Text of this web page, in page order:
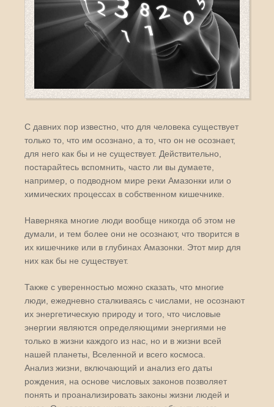
С давних пор известно, что для человека существует
только то, что им осознано, а то, что он не осознает,
для него как бы и не существует. Действительно,
постарайтесь вспомнить, часто ли вы думаете,
например, о подводном мире реки Амазонки или о
химических процессах в собственном кишечнике.
Наверняка многие люди вообще никогда об этом не
думали, и тем более они не осознают, что творится в
их кишечнике или в глубинах Амазонки. Этот мир для
них как бы не существует.
Также с уверенностью можно сказать, что многие
люди, ежедневно сталкиваясь с числами, не осознают
их энергетическую природу и того, что числовые
энергии являются определяющими энергиями не
только в жизни каждого из нас, но и в жизни всей
нашей планеты, Вселенной и всего космоса.
Анализ жизни, включающий и анализ его даты
рождения, на основе числовых законов позволяет
понять и проанализировать законы жизни людей и